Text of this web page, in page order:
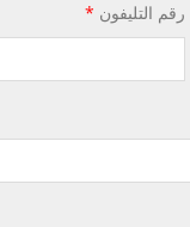
رقم التليفون *